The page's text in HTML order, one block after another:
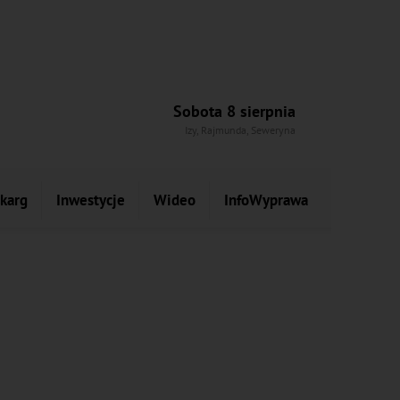
Sobota 8 sierpnia
Izy, Rajmunda, Seweryna
Inwestycje Wideo InfoWyprawa